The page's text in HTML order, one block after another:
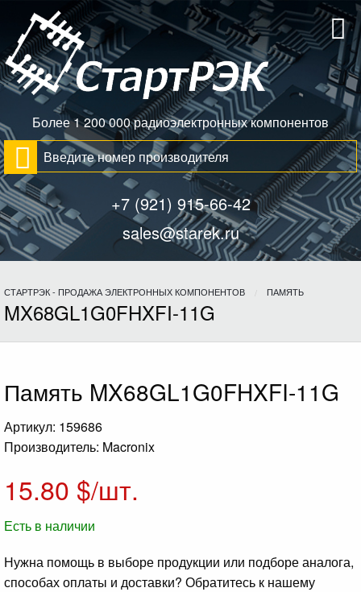
Более 1 200 000 радиоэлектронных компонентов
+7 (921) 915-66-42
sales@starek.ru
СТАРТРЭК - ПРОДАЖА ЭЛЕКТРОННЫХ КОМПОНЕНТОВ ПАМЯТЬ
MX68GL1G0FHXFI-11G
Память MX68GL1G0FHXFI-11G
Артикул: 159686
Производитель: Macronix
15.80 $/шт.
Есть в наличии
Нужна помощь в выборе продукции или подборе аналога,
способах оплаты и доставки? Обратитесь к нашему